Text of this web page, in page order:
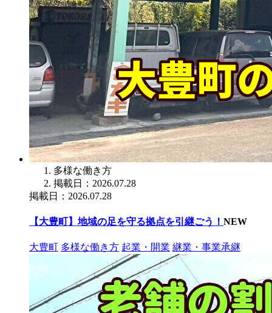
多様な働き方
掲載日：2026.07.28
掲載日：2026.07.28
【大豊町】地域の足を守る拠点を引継ごう！ NEW
大豊町 多様な働き方 起業・開業 継業・事業承継